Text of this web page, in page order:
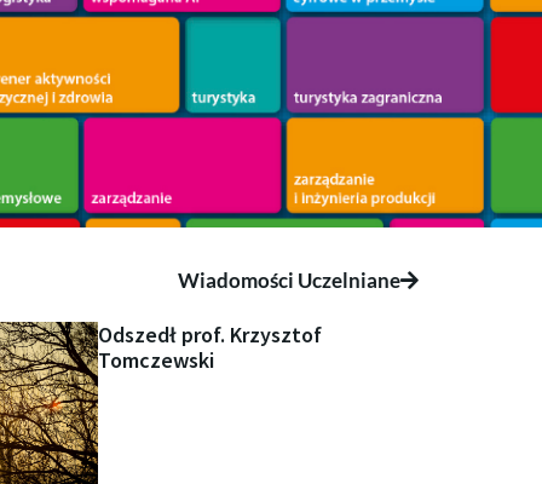
Wiadomości Uczelniane
Odszedł prof. Krzysztof
Tomczewski